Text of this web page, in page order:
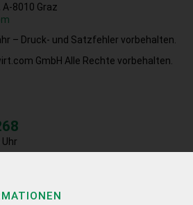
8010 Graz
– Druck- und Satzfehler vorbehalten.
GmbH Alle Rechte vorbehalten.